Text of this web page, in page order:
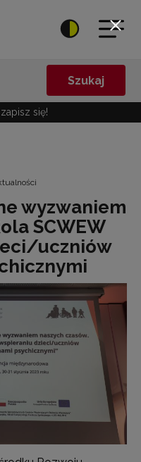
Szukaj
się!
wyzwaniem
SCWEW
uczniów